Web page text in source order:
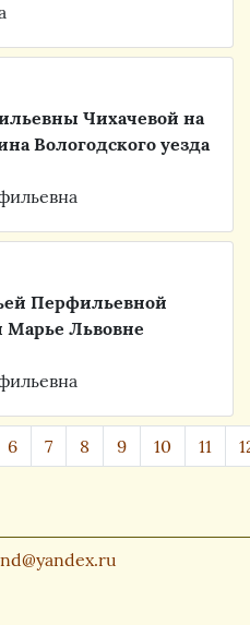
Чихачевой на
Вологодского уезда
Перфильевной
Марье Львовне
6 7 8 9 10 11